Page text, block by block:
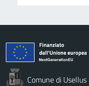
Comune di Usellus